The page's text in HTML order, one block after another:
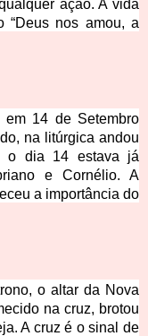
ação. A vida
“Deus nos amou, a
14 de Setembro
na litúrgica andou
o dia 14 estava já
e Cornélio. A
a importância do
o altar da Nova
na cruz, brotou
A cruz é o sinal de